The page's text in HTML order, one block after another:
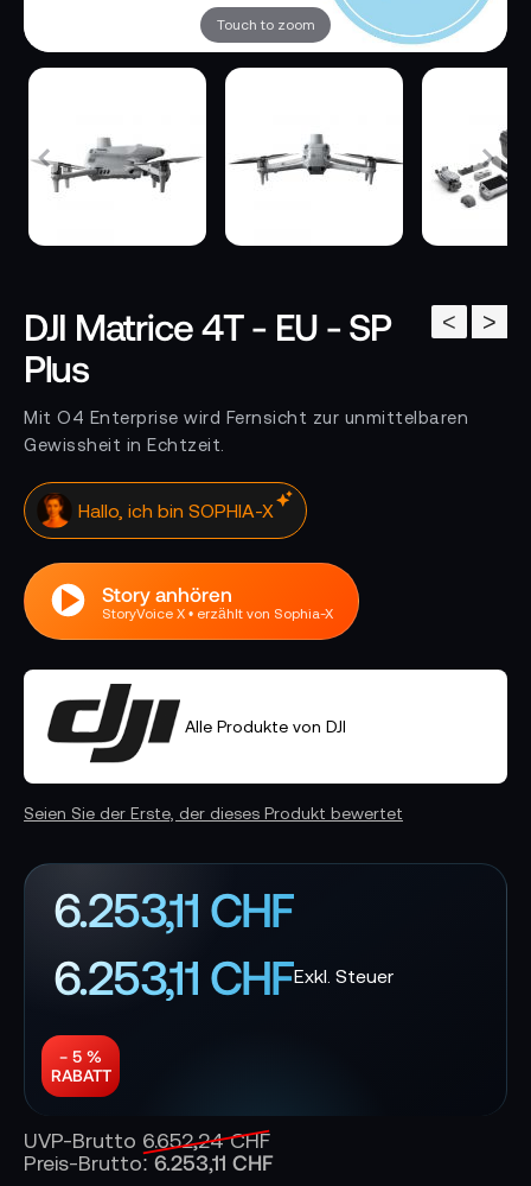
Touch to zoom
>
<
DJI Matrice 4T - EU - SP
Plus
Mit O4 Enterprise wird Fernsicht zur unmittelbaren
Gewissheit in Echtzeit.
Deine KI Assistentin
Story anhören
StoryVoice X • erzählt von Sophia-X
Alle Produkte von DJI
Seien Sie der Erste, der dieses Produkt bewertet
6.253,11 CHF
6.253,11 CHF
− 5 %
RABATT
UVP-Brutto 6.652,24 CHF
Preis-Brutto: 6.253,11 CHF